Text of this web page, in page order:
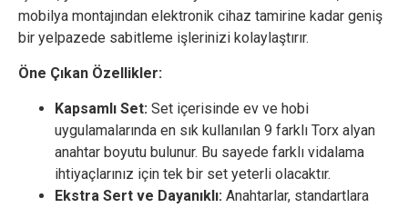
mobilya montajından elektronik cihaz tamirine kadar geniş
bir yelpazede sabitleme işlerinizi kolaylaştırır.
Öne Çıkan Özellikler:
Kapsamlı Set: Set içerisinde ev ve hobi
uygulamalarında en sık kullanılan 9 farklı Torx alyan
anahtar boyutu bulunur. Bu sayede farklı vidalama
ihtiyaçlarınız için tek bir set yeterli olacaktır.
Ekstra Sert ve Dayanıklı: Anahtarlar, standartlara